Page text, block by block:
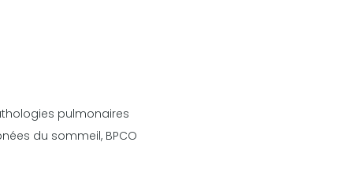
pulmonaires
du sommeil, BPCO